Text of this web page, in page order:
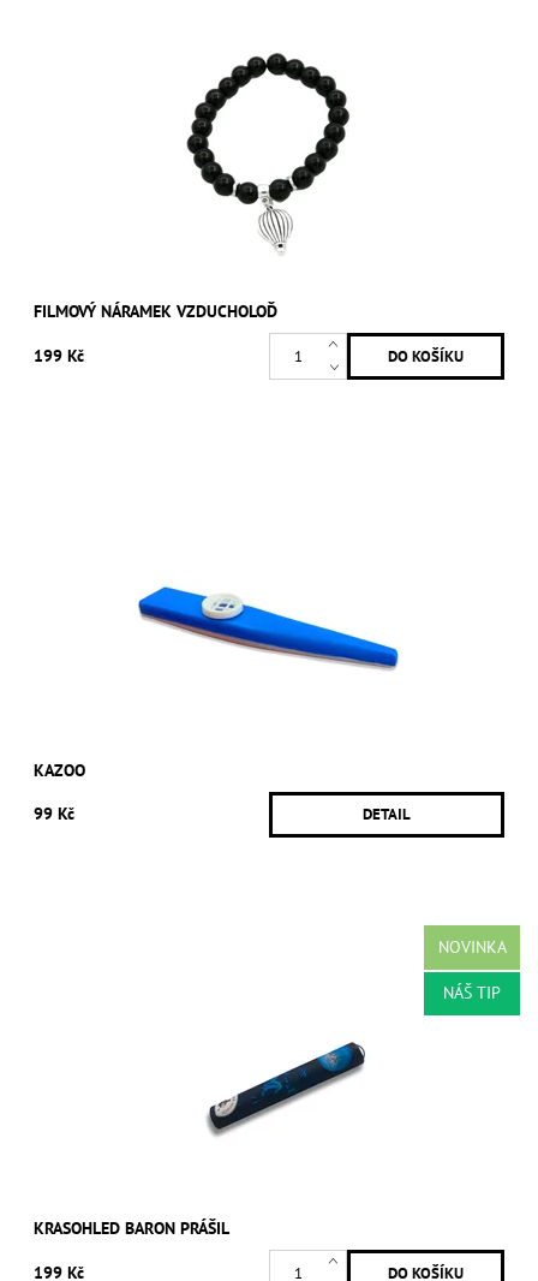
FILMOVÝ NÁRAMEK VZDUCHOLOĎ
199 Kč
KAZOO
99 Kč DETAIL
NOVINKA
NÁŠ TIP
KRASOHLED BARON PRÁŠIL
199 Kč